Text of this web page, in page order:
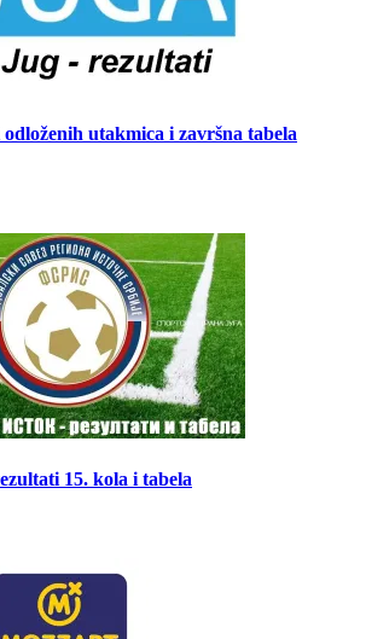
utakmica i završna tabela
15. kola i tabela